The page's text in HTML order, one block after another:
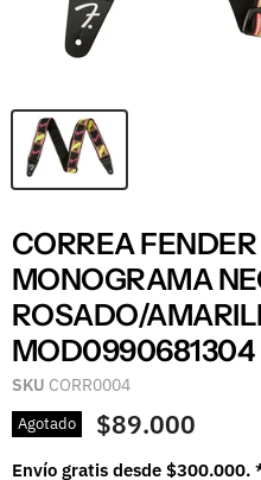
CORREA
MONOGRAMA
ROSADO/
MOD0990681304
SKU CORR0004
Agotado $89.000
Envío gratis desde $300.000.